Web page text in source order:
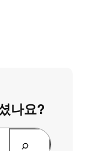
나요?